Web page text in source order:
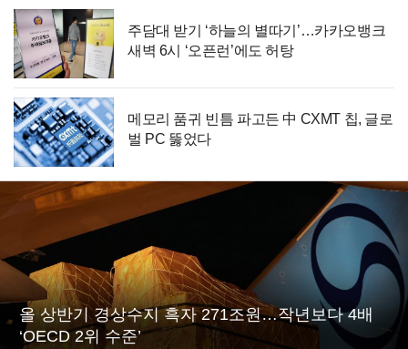
주담대 받기 ‘하늘의 별따기’…카카오뱅크
새벽 6시 ‘오픈런’에도 허탕
메모리 품귀 빈틈 파고든 中 CXMT 칩, 글로
벌 PC 뚫었다
올 상반기 경상수지 흑자 271조원…작년보다 4배
‘OECD 2위 수준’